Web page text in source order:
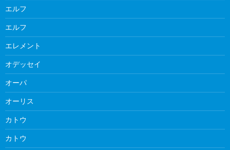
エルフ
エルフ
エレメント
オデッセイ
オーパ
オーリス
カトウ
カトウ